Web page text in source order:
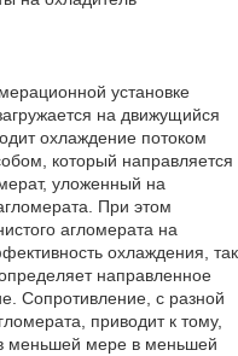
установке
на движущийся
охлаждение потоком
который направляется
уложенный на
При этом
агломерата на
охлаждения, так
направленное
Сопротивление, с разной
приводит к тому,
в меньшей мере в меньшей